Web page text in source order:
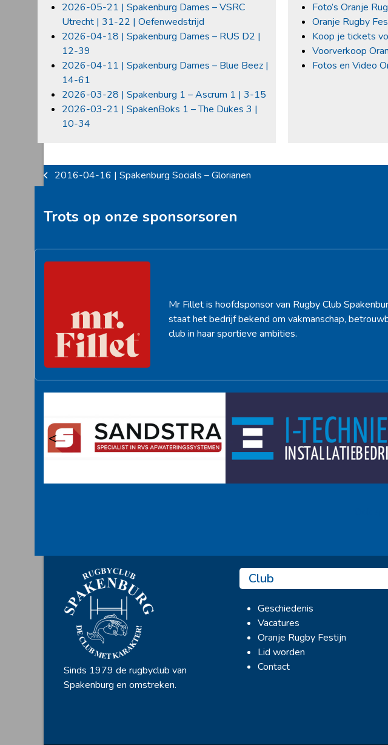
2026-05-21 | Spakenburg Dames – VSRC
Utrecht | 31-22 | Oefenwedstrijd
2026-04-18 | Spakenburg Dames – RUS D2 |
12-39
2026-04-11 | Spakenburg Dames – Blue Beez |
14-61
2026-03-28 | Spakenburg 1 – Ascrum 1 | 3-15
2026-03-21 | SpakenBoks 1 – The Dukes 3 |
10-34
Foto’s Oranje
Oranje Rugby
Koop je tickets
Voorverkoop
Fotos en Video
previous
2016-04-16 | Spakenburg Socials – Glorianen
Trots op onze sponsorsoren
Mr Fillet is hoofdsponsor van Rugby Club
staat het bedrijf bekend om vakmanschap,
club in haar sportieve ambities.
<
Sinds 1979 de rugbyclub van
Spakenburg en omstreken.
Club
Geschiedenis
Vacatures
Oranje Rugby Festijn
Lid worden
Contact